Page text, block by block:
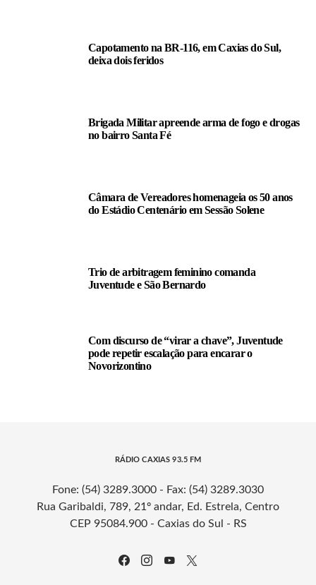
Capotamento na BR-116, em Caxias do Sul,
deixa dois feridos
Brigada Militar apreende arma de fogo e drogas
no bairro Santa Fé
Câmara de Vereadores homenageia os 50 anos
do Estádio Centenário em Sessão Solene
Trio de arbitragem feminino comanda
Juventude e São Bernardo
Com discurso de “virar a chave”, Juventude
pode repetir escalação para encarar o
Novorizontino
RÁDIO CAXIAS 93.5 FM
Fone: (54) 3289.3000 - Fax: (54) 3289.3030
Rua Garibaldi, 789, 21º andar, Ed. Estrela, Centro
CEP 95084.900 - Caxias do Sul - RS